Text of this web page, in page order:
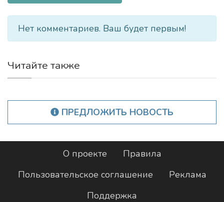
Нет комментариев. Ваш будет первым!
Читайте также
ПРЕДЛОЖИТЬ НОВОСТЬ
О проекте
Правила
Пользовательское соглашение
Реклама
Поддержка